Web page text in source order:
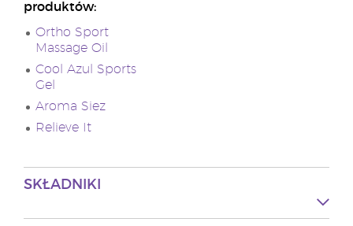
produktów:
Ortho Sport
Massage Oil
Cool Azul Sports
Gel
Aroma Siez
Relieve It
SKŁADNIKI